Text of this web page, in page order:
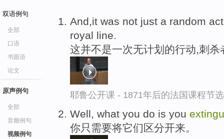
双语例句
全部
口语
书面语
论文
原声例句
全部
音频例句
视频例句
And,it was not just a random
royal line.
这并不是一次无计划的行动,刺
耶鲁公开课 - 1871年后的法国课程节选
Well, what you do is you
你只需要将它们区分开来。